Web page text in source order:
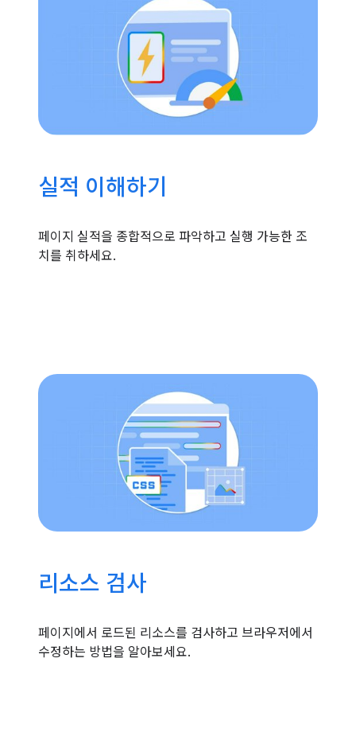
실적 이해하기
페이지 실적을 종합적으로 파악하고 실행 가능한 조
치를 취하세요.
리소스 검사
페이지에서 로드된 리소스를 검사하고 브라우저에서
수정하는 방법을 알아보세요.